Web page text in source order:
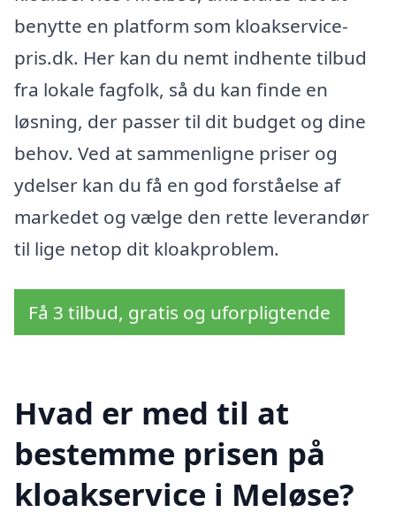
benytte en platform som kloakservice-
pris.dk. Her kan du nemt indhente tilbud
fra lokale fagfolk, så du kan finde en
løsning, der passer til dit budget og dine
behov. Ved at sammenligne priser og
ydelser kan du få en god forståelse af
markedet og vælge den rette leverandør
til lige netop dit kloakproblem.
Få 3 tilbud, gratis og uforpligtende
Hvad er med til at
bestemme prisen på
kloakservice i Meløse?